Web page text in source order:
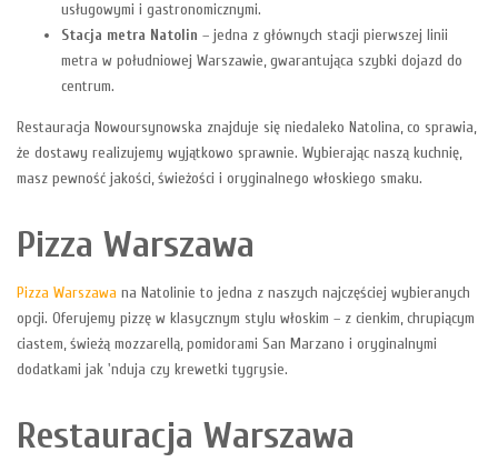
usługowymi i gastronomicznymi.
Stacja metra Natolin – jedna z głównych stacji pierwszej linii
metra w południowej Warszawie, gwarantująca szybki dojazd do
centrum.
Restauracja Nowoursynowska znajduje się niedaleko Natolina, co sprawia,
że dostawy realizujemy wyjątkowo sprawnie. Wybierając naszą kuchnię,
masz pewność jakości, świeżości i oryginalnego włoskiego smaku.
Pizza Warszawa
Pizza Warszawa na Natolinie to jedna z naszych najczęściej wybieranych
opcji. Oferujemy pizzę w klasycznym stylu włoskim – z cienkim, chrupiącym
ciastem, świeżą mozzarellą, pomidorami San Marzano i oryginalnymi
dodatkami jak 'nduja czy krewetki tygrysie.
Restauracja Warszawa